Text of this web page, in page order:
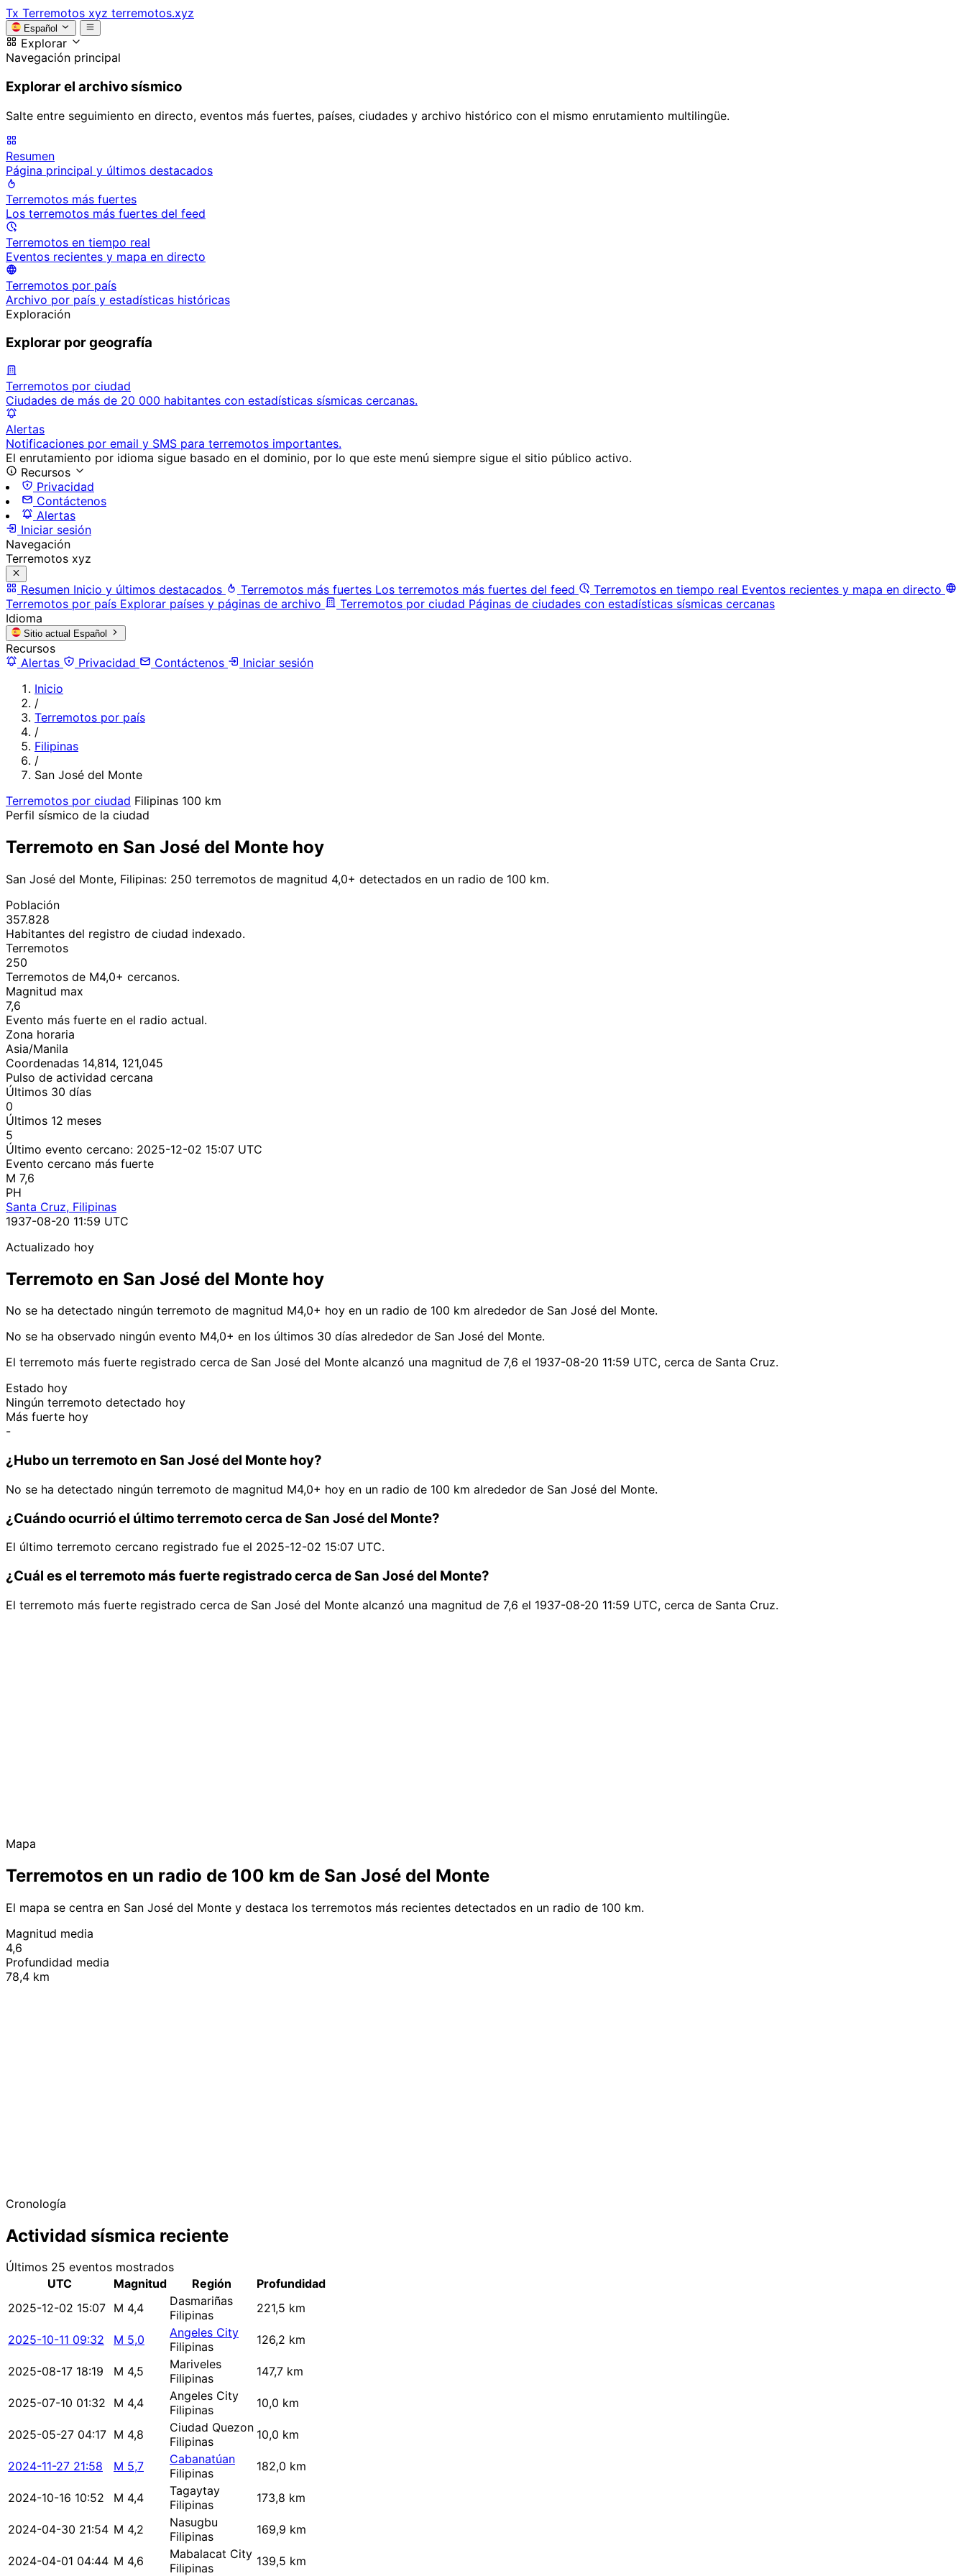
Tx Terremotos xyz terremotos.xyz
Español
Explorar
Navegación principal
Explorar el archivo sísmico
Salte entre seguimiento en directo, eventos más fuertes, países, ciudades y archivo histórico con el mismo enrutamiento multilingüe.
Resumen
Página principal y últimos destacados
Terremotos más fuertes
Los terremotos más fuertes del feed
Terremotos en tiempo real
Eventos recientes y mapa en directo
Terremotos por país
Archivo por país y estadísticas históricas
Exploración
Explorar por geografía
Terremotos por ciudad
Ciudades de más de 20 000 habitantes con estadísticas sísmicas cercanas.
Alertas
Notificaciones por email y SMS para terremotos importantes.
El enrutamiento por idioma sigue basado en el dominio, por lo que este menú siempre sigue el sitio público activo.
Recursos
Privacidad
Contáctenos
Alertas
Iniciar sesión
Navegación
Terremotos xyz
Resumen Inicio y últimos destacados Terremotos más fuertes Los terremotos más fuertes del feed Terremotos en tiempo real Eventos recientes y mapa en directo
Terremotos por país Explorar países y páginas de archivo Terremotos por ciudad Páginas de ciudades con estadísticas sísmicas cercanas
Idioma
Sitio actual Español
Recursos
Alertas
Privacidad Contáctenos
Iniciar sesión
Inicio
/
Terremotos por país
/
Filipinas
/
San José del Monte
Terremotos por ciudad Filipinas 100 km
Perfil sísmico de la ciudad
Terremoto en San José del Monte hoy
San José del Monte, Filipinas: 250 terremotos de magnitud 4,0+ detectados en un radio de 100 km.
Población
357.828
Habitantes del registro de ciudad indexado.
Terremotos
250
Terremotos de M4,0+ cercanos.
Magnitud max
7,6
Evento más fuerte en el radio actual.
Zona horaria
Asia/Manila
Coordenadas 14,814, 121,045
Pulso de actividad cercana
Últimos 30 días
0
Últimos 12 meses
5
Último evento cercano: 2025-12-02 15:07 UTC
Evento cercano más fuerte
M 7,6
PH
Santa Cruz, Filipinas
1937-08-20 11:59 UTC
Actualizado hoy
Terremoto en San José del Monte hoy
No se ha detectado ningún terremoto de magnitud M4,0+ hoy en un radio de 100 km alrededor de San José del Monte.
No se ha observado ningún evento M4,0+ en los últimos 30 días alrededor de San José del Monte.
El terremoto más fuerte registrado cerca de San José del Monte alcanzó una magnitud de 7,6 el 1937-08-20 11:59 UTC, cerca de Santa Cruz.
Estado hoy
Ningún terremoto detectado hoy
Más fuerte hoy
-
¿Hubo un terremoto en San José del Monte hoy?
No se ha detectado ningún terremoto de magnitud M4,0+ hoy en un radio de 100 km alrededor de San José del Monte.
¿Cuándo ocurrió el último terremoto cerca de San José del Monte?
El último terremoto cercano registrado fue el 2025-12-02 15:07 UTC.
¿Cuál es el terremoto más fuerte registrado cerca de San José del Monte?
El terremoto más fuerte registrado cerca de San José del Monte alcanzó una magnitud de 7,6 el 1937-08-20 11:59 UTC, cerca de Santa Cruz.
Mapa
Terremotos en un radio de 100 km de San José del Monte
El mapa se centra en San José del Monte y destaca los terremotos más recientes detectados en un radio de 100 km.
Magnitud media
4,6
Profundidad media
78,4 km
Cronología
Actividad sísmica reciente
Últimos 25 eventos mostrados
UTC
Magnitud Región
Profundidad
2025-12-02 15:07 M 4,4
Dasmariñas
Filipinas
221,5 km
2025-10-11 09:32 M 5,0
Angeles City
Filipinas
126,2 km
2025-08-17 18:19 M 4,5
Mariveles
Filipinas
147,7 km
2025-07-10 01:32 M 4,4
Angeles City
Filipinas
10,0 km
2025-05-27 04:17 M 4,8
Ciudad Quezon
Filipinas
10,0 km
2024-11-27 21:58 M 5,7
Cabanatúan
Filipinas
182,0 km
2024-10-16 10:52 M 4,4
Tagaytay
Filipinas
173,8 km
2024-04-30 21:54 M 4,2
Nasugbu
Filipinas
169,9 km
2024-04-01 04:44 M 4,6
Mabalacat City
Filipinas
139,5 km